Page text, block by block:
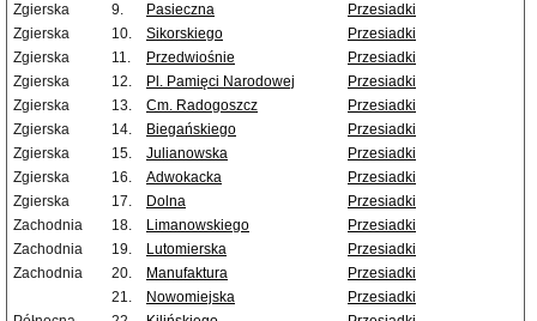
Zgierska
9. Pasieczna
Przesiadki
Zgierska
10. Sikorskiego
Przesiadki
Zgierska
11. Przedwiośnie
Przesiadki
Zgierska
12. Pl. Pamięci Narodowej
Przesiadki
Zgierska
13. Cm. Radogoszcz
Przesiadki
Zgierska
14. Biegańskiego
Przesiadki
Zgierska
15. Julianowska
Przesiadki
Zgierska
16. Adwokacka
Przesiadki
Zgierska
17. Dolna
Przesiadki
Zachodnia
18. Limanowskiego
Przesiadki
Zachodnia
19. Lutomierska
Przesiadki
Zachodnia
20. Manufaktura
Przesiadki
21.
Nowomiejska
Przesiadki